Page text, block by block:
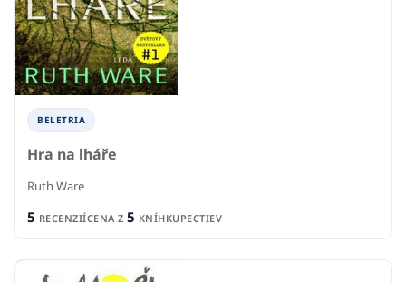
BELETRIA
Hra na lháře
Ruth Ware
5 RECENZIÍCENA Z 5 KNÍHKUPECTIEV